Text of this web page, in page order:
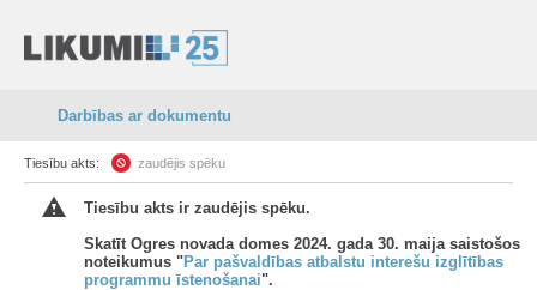
Darbības ar dokumentu
Tiesību akts: zaudējis spēku
Tiesību akts ir zaudējis spēku.
Skatīt Ogres novada domes 2024. gada 30. maija saistošos
noteikumus "Par pašvaldības atbalstu interešu izglītības
programmu īstenošanai".